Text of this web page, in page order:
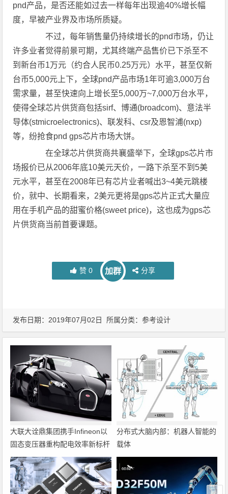
pnd产品，是否还能如过去一样每年出现逾40%增长幅
度，早被产业界及市场所质疑。
不过，每年销售量仍持续增长的pnd市场，仍让
许多业者觉得前景可期，尤其终端产品售价已下杀至不
到新台币1万元（约合人民币0.25万元）水平，甚至仅新
台币5,000元上下，全球pnd产品市场1年可逾3,000万台
需求量，甚至快速向上增长至5,000万~7,000万台水平，
使得全球芯片供货商包括sirf、博通(broadcom)、意法半
导体(stmicroelectronics)、联发科、csr及恩智浦(nxp)
等，纷抢食pnd gps芯片市场大饼。
在全球芯片供货商共襄盛举下，全球gps芯片市
场报价已从2006年底10美元天价，一路下杀至不到5美
元水平，甚至在2008年已有芯片业者喊出3~4美元跳楼
价，就中、长期看来，2美元更将是gps芯片正式大量应
用在手机产品的甜蜜价格(sweet price)，这也成为gps芯
片供货商当前首要课题。
赞 0 加群 分享
发布日期：2019年07月02日 所属分类：参考设计
大联大诠鼎集团携手Infineon以
固态变压器重构配电效率新标杆
分布式大脑内部：机器人智能的
载体